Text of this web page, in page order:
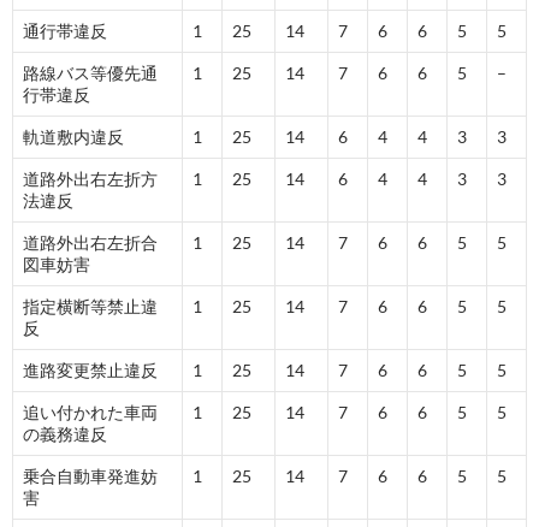
通行帯違反 1 25 14 7 6 6 5 5
路線バス等優先通
行帯違反
1 25 14 7 6 6 5 –
軌道敷内違反 1 25 14 6 4 4 3 3
道路外出右左折方
法違反
1 25 14 6 4 4 3 3
道路外出右左折合
図車妨害
1 25 14 7 6 6 5 5
指定横断等禁止違
反
1 25 14 7 6 6 5 5
進路変更禁止違反 1 25 14 7 6 6 5 5
追い付かれた車両
の義務違反
1 25 14 7 6 6 5 5
乗合自動車発進妨
害
1 25 14 7 6 6 5 5